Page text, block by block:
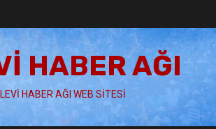
HABER AĞI
HABER AĞI WEB SITESI